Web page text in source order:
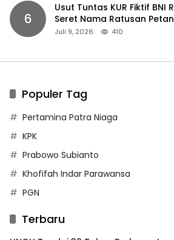
6
Usut Tuntas KUR Fiktif BNI
Seret Nama Ratusan
Juli 9, 2026 410
Populer Tag
Pertamina Patra Niaga
KPK
Prabowo Subianto
Khofifah Indar Parawansa
PGN
Terbaru